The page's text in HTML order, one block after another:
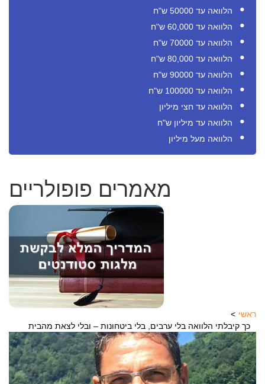
הלוואה עד 50000 ש"ח
הלוואה עד 60,000 ש"ח
הלוואה עד 70000 ש"ח
הלוואה עד 80,000 ש"ח
הלוואה עד 90000 ש"ח
הלוואה עד 100000 ש"ח
הלוואה עד חצי מיליון
הלוואה עד מיליון ש"ח
הלוואה מעל מיליון
מאמרים פופולריים
ראשי
כך קיבלתי הלוואה בלי ערבים, בלי ביטחונות – ובלי לצאת מהבית